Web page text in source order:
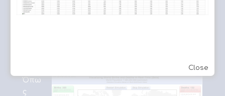
και συγχαρητήρια σε όποιον σκέφτηκε το domain
name της ιστοσελίδας: Creepypasta!! Στην
Όπω
ς
Close